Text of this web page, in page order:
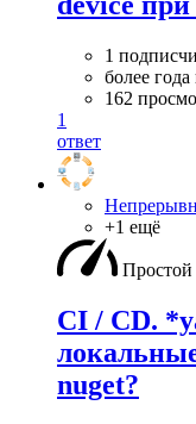
1
более года
162
1
ответ
+1 ещё
Простой
CI / CD.
nuget?